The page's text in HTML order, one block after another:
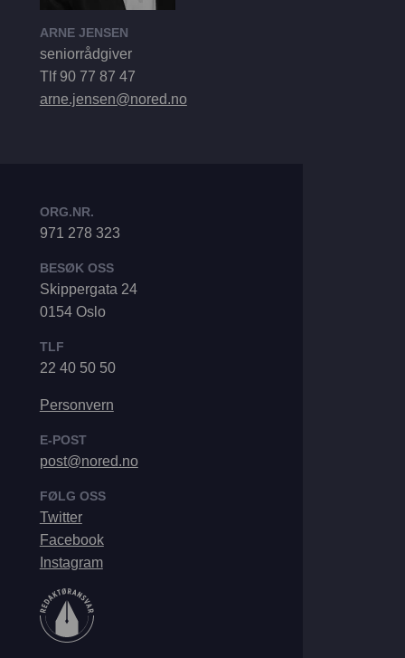
ARNE JENSEN
seniorrådgiver
Tlf 90 77 87 47
arne.jensen@nored.no
ORG.NR.
971 278 323
BESØK OSS
Skippergata 24
0154 Oslo
TLF
22 40 50 50
Personvern
E-POST
post@nored.no
FØLG OSS
Twitter
Facebook
Instagram